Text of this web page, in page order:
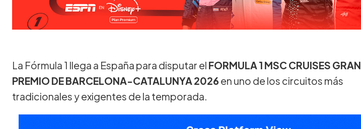
La Fórmula 1 llega a España para disputar el FORMULA 1 MSC CRUISES GRAN
PREMIO DE BARCELONA-CATALUNYA 2026 en uno de los circuitos más
tradicionales y exigentes de la temporada.